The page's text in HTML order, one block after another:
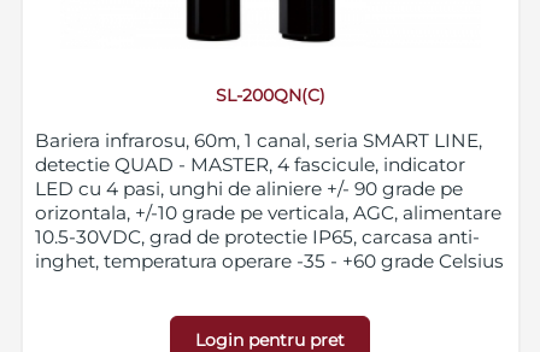
SL-200QN(C)
Bariera infrarosu, 60m, 1 canal, seria SMART LINE,
detectie QUAD - MASTER, 4 fascicule, indicator
LED cu 4 pasi, unghi de aliniere +/- 90 grade pe
orizontala, +/-10 grade pe verticala, AGC, alimentare
10.5-30VDC, grad de protectie IP65, carcasa anti-
inghet, temperatura operare -35 - +60 grade Celsius
Login pentru pret